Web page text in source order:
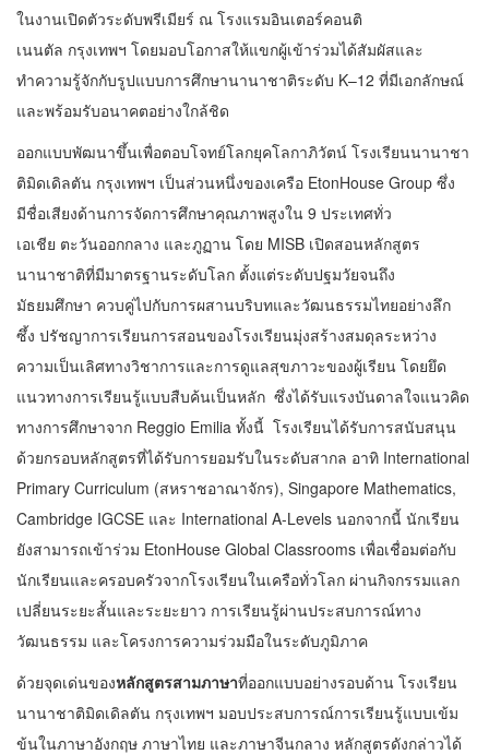
ในงานเปิดตัวระดับพรีเมียร์ ณ โรงแรมอินเตอร์คอนติ
เนนตัล กรุงเทพฯ โดยมอบโอกาสให้แขกผู้เข้าร่วมได้สัมผัสและ
ทำความรู้จักกับรูปแบบการศึกษานานาชาติระดับ K–12 ที่มีเอกลักษณ์
และพร้อมรับอนาคตอย่างใกล้ชิด
ออกแบบพัฒนาขึ้นเพื่อตอบโจทย์โลกยุคโลกาภิวัตน์ โรงเรียนนานาชา
ติมิดเดิลตัน กรุงเทพฯ เป็นส่วนหนึ่งของเครือ EtonHouse Group ซึ่ง
มีชื่อเสียงด้านการจัดการศึกษาคุณภาพสูงใน 9 ประเทศทั่ว
เอเชีย ตะวันออกกลาง และภูฏาน โดย MISB เปิดสอนหลักสูตร
นานาชาติที่มีมาตรฐานระดับโลก ตั้งแต่ระดับปฐมวัยจนถึง
มัธยมศึกษา ควบคู่ไปกับการผสานบริบทและวัฒนธรรมไทยอย่างลึก
ซึ้ง ปรัชญาการเรียนการสอนของโรงเรียนมุ่งสร้างสมดุลระหว่าง
ความเป็นเลิศทางวิชาการและการดูแลสุขภาวะของผู้เรียน โดยยึด
แนวทางการเรียนรู้แบบสืบค้นเป็นหลัก ซึ่งได้รับแรงบันดาลใจแนวคิด
ทางการศึกษาจาก Reggio Emilia ทั้งนี้ โรงเรียนได้รับการสนับสนุน
ด้วยกรอบหลักสูตรที่ได้รับการยอมรับในระดับสากล อาทิ International
Primary Curriculum (สหราชอาณาจักร), Singapore Mathematics,
Cambridge IGCSE และ International A-Levels นอกจากนี้ นักเรียน
ยังสามารถเข้าร่วม EtonHouse Global Classrooms เพื่อเชื่อมต่อกับ
นักเรียนและครอบครัวจากโรงเรียนในเครือทั่วโลก ผ่านกิจกรรมแลก
เปลี่ยนระยะสั้นและระยะยาว การเรียนรู้ผ่านประสบการณ์ทาง
วัฒนธรรม และโครงการความร่วมมือในระดับภูมิภาค
ด้วยจุดเด่นของหลักสูตรสามภาษาที่ออกแบบอย่างรอบด้าน โรงเรียน
นานาชาติมิดเดิลตัน กรุงเทพฯ มอบประสบการณ์การเรียนรู้แบบเข้ม
ข้นในภาษาอังกฤษ ภาษาไทย และภาษาจีนกลาง หลักสูตรดังกล่าวได้